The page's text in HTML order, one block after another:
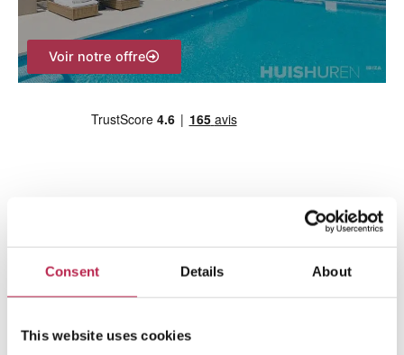
Consent Details About
This website uses cookies
r
:
Voir notre offre
L’équipe Ibiza